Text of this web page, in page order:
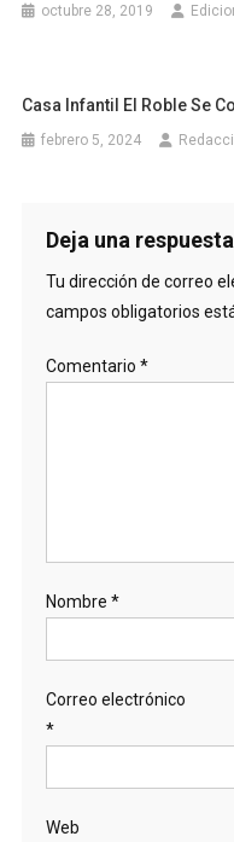
octubre 28, 2019
Casa Infantil El Roble Se
febrero 5, 2024
Deja una respuesta
Tu dirección de correo
campos obligatorios
Comentario *
Nombre *
Correo electrónico
*
Web